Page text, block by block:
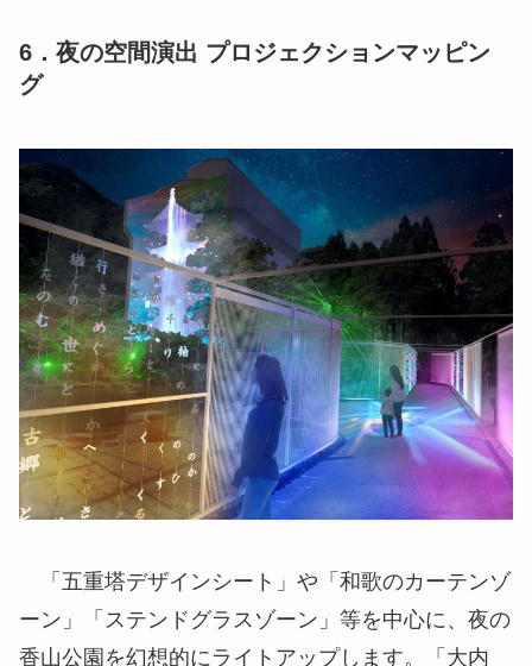
6．夜の空間演出 プロジェクションマッピン
グ
「五重塔デザインシート」や「和歌のカーテンゾ
ーン」「ステンドグラスゾーン」等を中心に、夜の
香山公園を幻想的にライトアップします。「大内